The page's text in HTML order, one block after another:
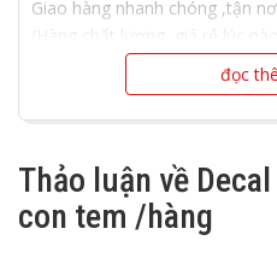
Giao hàng nhanh chóng ,tận
(Hàng chất lượng, giá rẻ lúc
đọc
Thảo luận về
con tem /hàng